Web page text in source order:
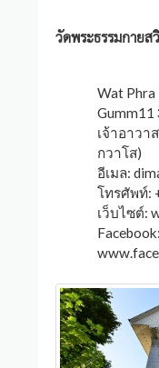
วัดพระธรรมกายส
Wat Phra
Gumm11
เจ้าอาวา
กวาโส)
อีเมล:
โทรศัพท์:
เว็บไซต์:
Facebook: